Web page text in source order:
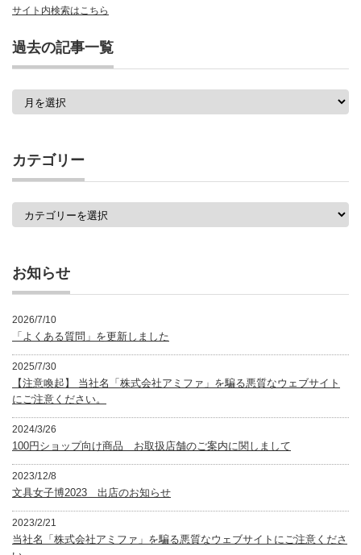
サイト内検索はこちら
過去の記事一覧
一
覧
カテゴリー
お知らせ
2026/7/10
「よくある質問」を更新しました
2025/7/30
【注意喚起】 当社名「株式会社アミファ」を騙る悪質なウェブサイト
にご注意ください。
2024/3/26
100円ショップ向け商品 お取扱店舗のご案内に関しまして
2023/12/8
文具女子博2023 出店のお知らせ
2023/2/21
当社名「株式会社アミファ」を騙る悪質なウェブサイトにご注意くださ